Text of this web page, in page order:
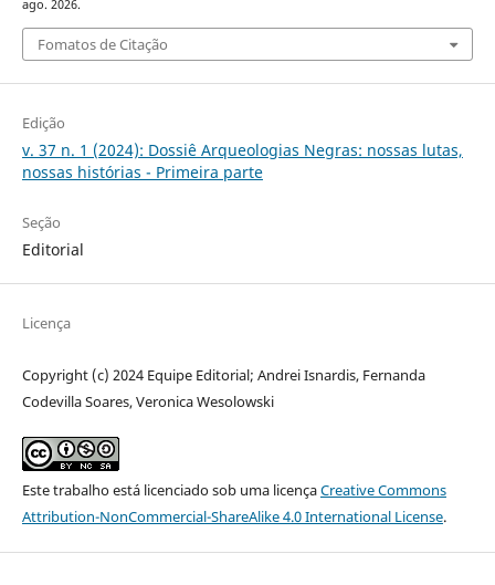
ago. 2026.
Fomatos de Citação
Edição
v. 37 n. 1 (2024): Dossiê Arqueologias Negras: nossas lutas,
nossas histórias - Primeira parte
Seção
Editorial
Licença
Copyright (c) 2024 Equipe Editorial; Andrei Isnardis, Fernanda
Codevilla Soares, Veronica Wesolowski
Este trabalho está licenciado sob uma licençaCreative Commons
Attribution-NonCommercial-ShareAlike 4.0 International License.